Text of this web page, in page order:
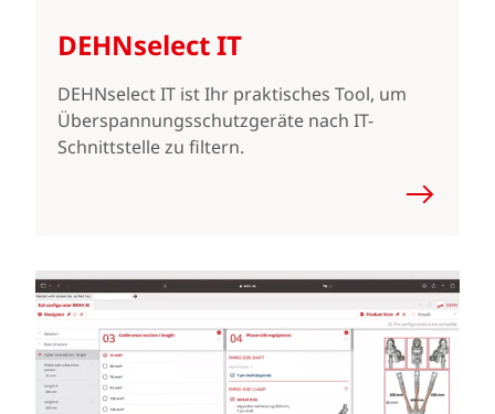
DEHNselect IT
DEHNselect IT ist Ihr praktisches Tool, um
Überspannungsschutzgeräte nach IT-
Schnittstelle zu filtern.